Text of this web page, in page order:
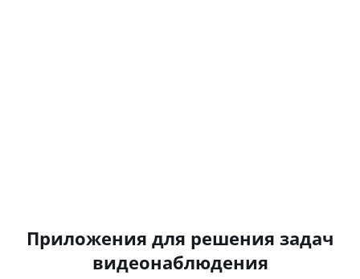
Приложения для решения задач
видеонаблюдения